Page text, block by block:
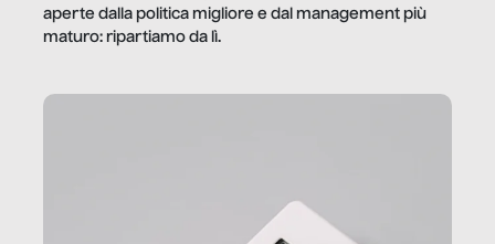
aperte dalla politica migliore e dal management più
maturo: ripartiamo da lì.